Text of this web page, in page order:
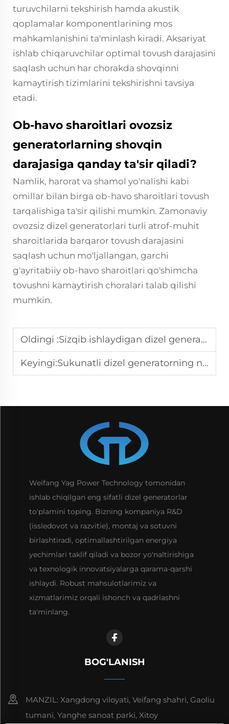
turuvchilarni tekshirish hamda akustik
qoplamalar komponentlarining mos
mahkamlanishini ta'minlash kiradi. Aksariyat
ishlab chiqaruvchilar optimal tovush darajasini
saqlash uchun har chorakda shovqinni
kamaytirish tizimlarini tekshirishni tavsiya
etadi.
Ob-havo sharoitlari ovozsiz
generatorlarning shovqin
darajasiga qanday ta'sir qiladi?
Namlik, harorat va shamol yo'nalishi kabi
omillar bilan birga ob-havo sharoitlari tovush
tarqalishiga ta'sir qilishi mumkin. Zamonaviy
ovozsiz dizel generatorlari turli atrof-muhit
sharoitlarida barqaror tovush darajasini
saqlash uchun mo'ljallangan, garchi
g'ayritabiiy ob-havo sharoitlari qo'shimcha
tovushni kamaytirish choralari talab qilishi
mumkin.
Oldingi :Sizqib ishlaydigan dizel generatorlar boshqalari bilan taqqoslanganda tovushni kamaytirishda qanday farq qiladi?
Keyingi:Sukunatli dizel generatorning narxi qancha? kW narxi ochilmoqda
Weifang Yag Power Technology tomonidan
ishlab chiqilgan eng sifatli dizel generatorlar
to'plamini toping. Bizning kompaniya R&D
(issledovot va razvitie), montaj va sotuvni
birlashtiradi, optimallashtirilgan energiya
yechimlari taklif qiladi va bozor yo'naltirishiga
va texnologik innovatsiyalarga qarama-qarshi
ishlaydi. Robust mahsulotlarimiz va
xizmatlarimiz orqali ishonch va qadrlashni
ta'minlang.
BOG'LANISH
MANZIL: Xangdong viloyati, Veifang shahri, Gaoliu
tumani, Yanghe sanoat parki, Xitoy